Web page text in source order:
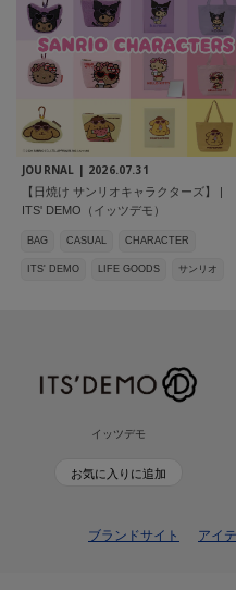
JOURNAL | 2026.07.31
【日焼け サンリオキャラクターズ】 |
ITS' DEMO（イッツデモ）
BAG CASUAL CHARACTER
ITS' DEMO LIFE GOODS サンリオ
イッツデモ
お気に入りに追加
ブランドサイト アイ